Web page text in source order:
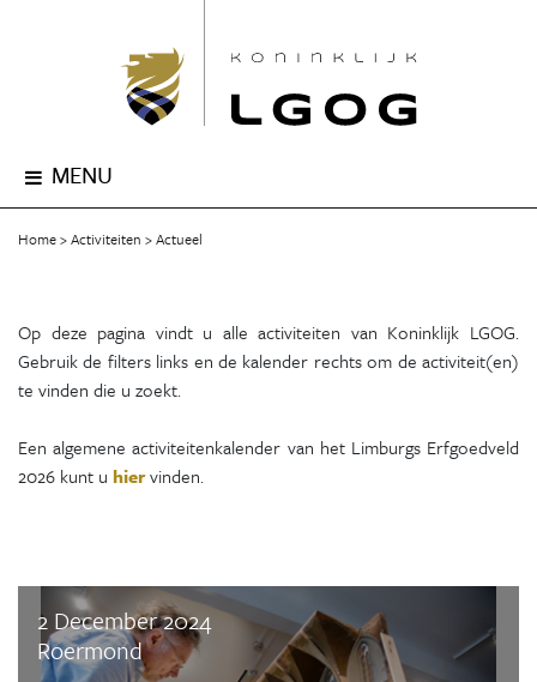
MENU
Home Activiteiten Actueel
Op deze pagina vindt u alle activiteiten van Koninklijk LGOG.
Gebruik de filters links en de kalender rechts om de activiteit(en)
te vinden die u zoekt.
Een algemene activiteitenkalender van het Limburgs Erfgoedveld
2026 kunt u hiervinden.
2 December 2024
Roermond